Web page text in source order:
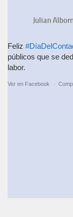
Julian
Feliz
públicos que se
labor.
Ver en Facebook ·